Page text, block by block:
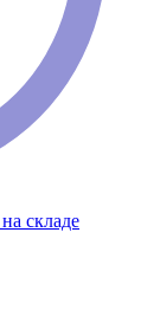
складе